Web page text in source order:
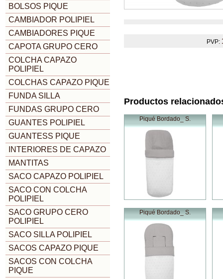
BOLSOS PIQUE
CAMBIADOR POLIPIEL
CAMBIADORES PIQUE
CAPOTA GRUPO CERO
COLCHA CAPAZO
POLIPIEL
COLCHAS CAPAZO PIQUE
FUNDA SILLA
FUNDAS GRUPO CERO
GUANTES POLIPIEL
GUANTESS PIQUE
INTERIORES DE CAPAZO
MANTITAS
SACO CAPAZO POLIPIEL
SACO CON COLCHA
POLIPIEL
SACO GRUPO CERO
POLIPIEL
SACO SILLA POLIPIEL
SACOS CAPAZO PIQUE
SACOS CON COLCHA
PIQUE
PVP:
Productos
Piqué Bordado_ S.
Piqué Bordado_ S.